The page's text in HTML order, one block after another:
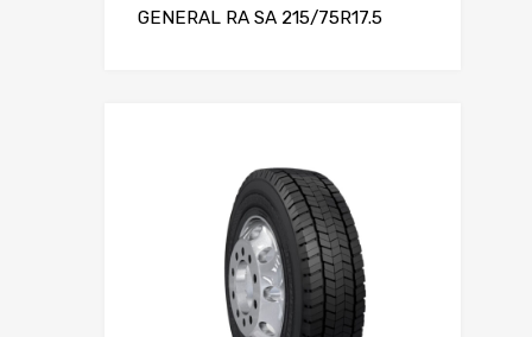
GENERAL RA SA 215/75R17.5